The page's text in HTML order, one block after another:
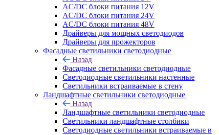
AC/DC блоки питания 12V
AC/DC блоки питания 24V
AC/DC блоки питания 48V
Драйверы для мощных светодиодов
Драйверы для прожекторов
Фасадные светильники светодиодные
Назад
Фасадные светильники светодиодные
Светодиодные светильники настенные
Светильники встраиваемые в стену
Ландшафтные светильники светодиодные
Назад
Ландшафтные светильники светодиодные
Светильники ландшафтные столбики
Светодиодные светильники встраиваемые в